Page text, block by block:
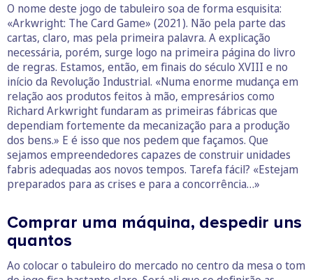
O nome deste jogo de tabuleiro soa de forma esquisita:
«Arkwright: The Card Game» (2021). Não pela parte das
cartas, claro, mas pela primeira palavra. A explicação
necessária, porém, surge logo na primeira página do livro
de regras. Estamos, então, em finais do século XVIII e no
início da Revolução Industrial. «Numa enorme mudança em
relação aos produtos feitos à mão, empresários como
Richard Arkwright fundaram as primeiras fábricas que
dependiam fortemente da mecanização para a produção
dos bens.» E é isso que nos pedem que façamos. Que
sejamos empreendedores capazes de construir unidades
fabris adequadas aos novos tempos. Tarefa fácil? «Estejam
preparados para as crises e para a concorrência…»
Comprar uma máquina, despedir uns
quantos
Ao colocar o tabuleiro do mercado no centro da mesa o tom